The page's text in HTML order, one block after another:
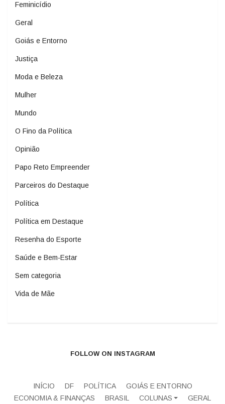
Feminicídio
Geral
Goiás e Entorno
Justiça
Moda e Beleza
Mulher
Mundo
O Fino da Política
Opinião
Papo Reto Empreender
Parceiros do Destaque
Política
Política em Destaque
Resenha do Esporte
Saúde e Bem-Estar
Sem categoria
Vida de Mãe
FOLLOW ON INSTAGRAM
INÍCIO DF POLÍTICA
GOIÁS E ENTORNO
ECONOMIA & FINANÇAS
BRASIL COLUNAS GERAL